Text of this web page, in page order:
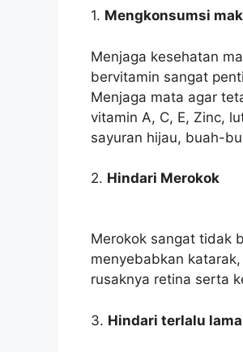
1. Mengkonsumsi
Menjaga kesehatan
bervitamin sangat
Menjaga mata agar
vitamin A, C, E, Zinc,
sayuran hijau, buah-
2. Hindari Merokok
Merokok sangat tidak
menyebabkan
rusaknya retina serta
3. Hindari terlalu